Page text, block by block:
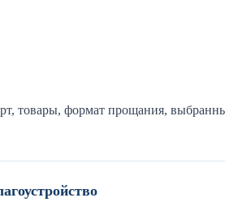
товары, формат прощания,